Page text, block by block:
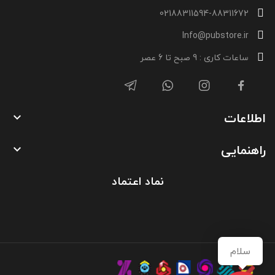
02188311594-88311672
Info@pubstore.ir
ساعات کاری : 9 صبح تا 6 عصر
اطلاعات 
راهنمایی 
نماد اعتماد
سلام